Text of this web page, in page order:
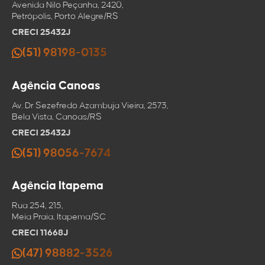
Avenida Nilo Peçanha, 2420,
Petrópolis, Porto Alegre/RS
CRECI 25432J
(51) 98198-0135
Agência Canoas
Av. Dr Sezefredo Azambuja Vieira, 2573,
Bela Vista, Canoas/RS
CRECI 25432J
(51) 98056-7674
Agência Itapema
Rua 254, 215,
Meia Praia, Itapema/SC
CRECI 11668J
(47) 98882-3526